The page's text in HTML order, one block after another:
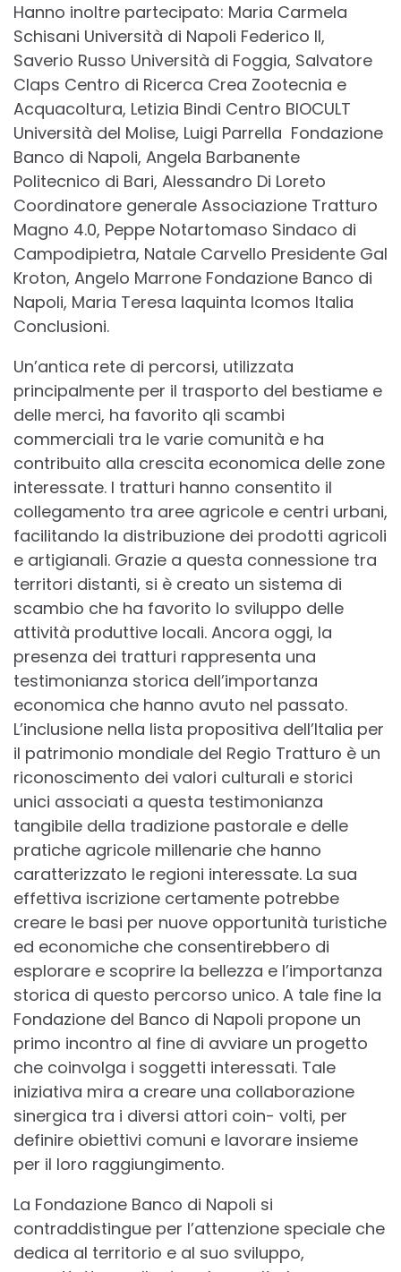
Hanno inoltre partecipato: Maria Carmela
Schisani Università di Napoli Federico II,
Saverio Russo Università di Foggia, Salvatore
Claps Centro di Ricerca Crea Zootecnia e
Acquacoltura, Letizia Bindi Centro BIOCULT
Università del Molise, Luigi Parrella Fondazione
Banco di Napoli, Angela Barbanente
Politecnico di Bari, Alessandro Di Loreto
Coordinatore generale Associazione Tratturo
Magno 4.0, Peppe Notartomaso Sindaco di
Campodipietra, Natale Carvello Presidente Gal
Kroton, Angelo Marrone Fondazione Banco di
Napoli, Maria Teresa Iaquinta Icomos Italia
Conclusioni.
Un’antica rete di percorsi, utilizzata
principalmente per il trasporto del bestiame e
delle merci, ha favorito qli scambi
commerciali tra le varie comunità e ha
contribuito alla crescita economica delle zone
interessate. I tratturi hanno consentito il
collegamento tra aree agricole e centri urbani,
facilitando la distribuzione dei prodotti agricoli
e artigianali. Grazie a questa connessione tra
territori distanti, si è creato un sistema di
scambio che ha favorito lo sviluppo delle
attività produttive locali. Ancora oggi, la
presenza dei tratturi rappresenta una
testimonianza storica dell’importanza
economica che hanno avuto nel passato.
L’inclusione nella lista propositiva dell’Italia per
il patrimonio mondiale del Regio Tratturo è un
riconoscimento dei valori culturali e storici
unici associati a questa testimonianza
tangibile della tradizione pastorale e delle
pratiche agricole millenarie che hanno
caratterizzato le regioni interessate. La sua
effettiva iscrizione certamente potrebbe
creare le basi per nuove opportunità turistiche
ed economiche che consentirebbero di
esplorare e scoprire la bellezza e l’importanza
storica di questo percorso unico. A tale fine la
Fondazione del Banco di Napoli propone un
primo incontro al fine di avviare un progetto
che coinvolga i soggetti interessati. Tale
iniziativa mira a creare una collaborazione
sinergica tra i diversi attori coin- volti, per
definire obiettivi comuni e lavorare insieme
per il loro raggiungimento.
La Fondazione Banco di Napoli si
contraddistingue per l’attenzione speciale che
dedica al territorio e al suo sviluppo,